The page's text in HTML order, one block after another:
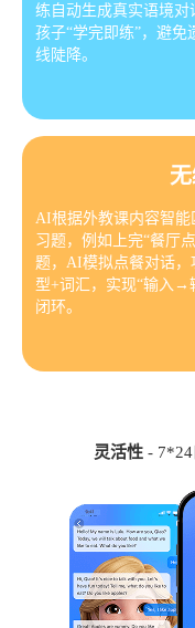
练自动生成真实语境对
孩子“学完即练”，避免
线陡降。
AI根据外教课内容智能
习题，例如上完“餐厅
题，AI模拟点餐对话，
型+词汇，实现“输入→
闭环。
灵活性 -